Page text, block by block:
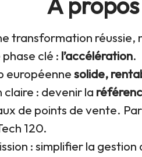
transformation réussie,
clé : l’accélération.
européennesolide,
claire : devenir la
de points de vente.
120.
: simplifier la